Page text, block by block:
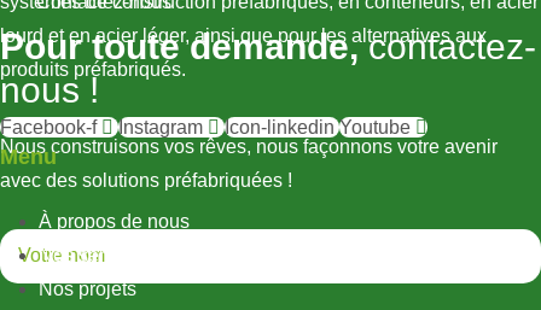
lourd et en acier léger, ainsi que pour les alternatives aux
produits préfabriqués.
Facebook-f Instagram Icon-linkedin Youtube
Menu
À propos de nous
Nos services
Nos projets
Pour toute demande,contactez-
nous !
Nous construisons vos rêves, nous façonnons votre avenir
avec des solutions préfabriquées !